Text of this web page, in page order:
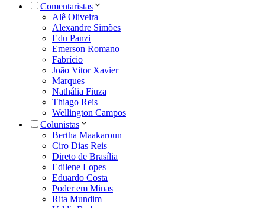
Comentaristas
Alê Oliveira
Alexandre Simões
Edu Panzi
Emerson Romano
Fabrício
João Vitor Xavier
Marques
Nathália Fiuza
Thiago Reis
Wellington Campos
Colunistas
Bertha Maakaroun
Ciro Dias Reis
Direto de Brasília
Edilene Lopes
Eduardo Costa
Poder em Minas
Rita Mundim